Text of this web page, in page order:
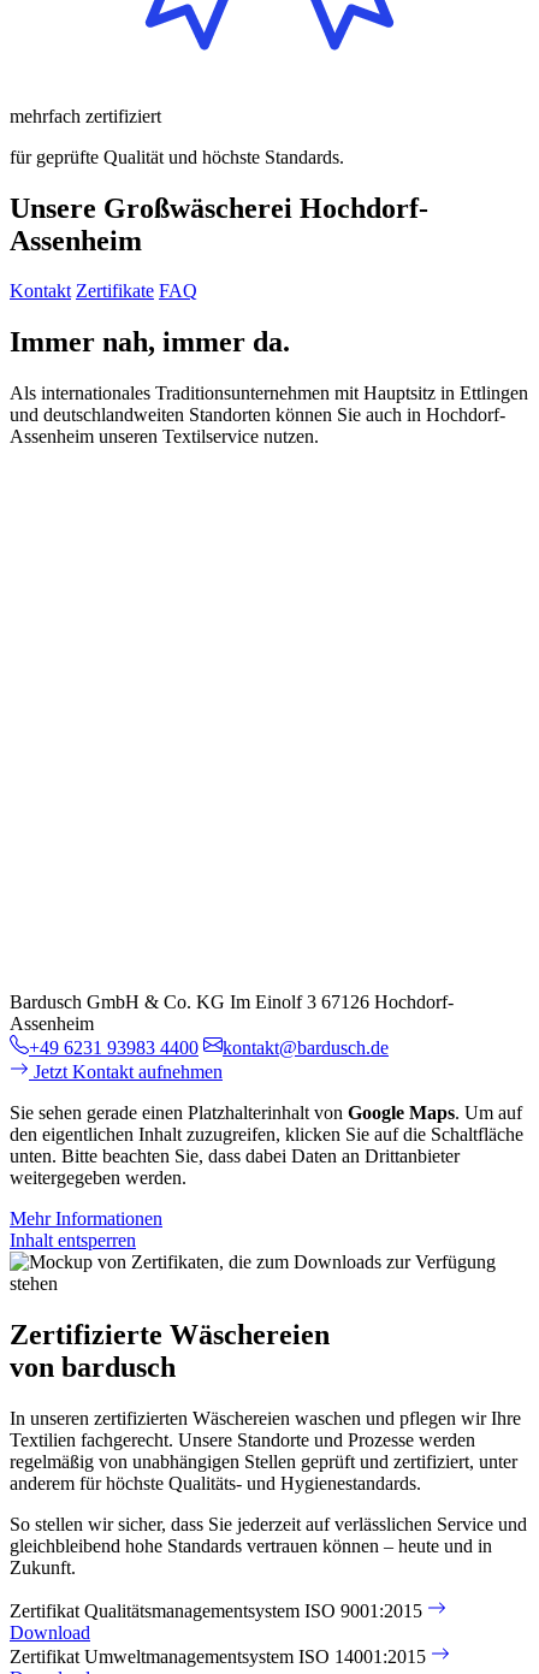
mehrfach zertifiziert
für geprüfte Qualität und höchste Standards.
Unsere Großwäscherei Hochdorf-
Assenheim
Kontakt Zertifikate FAQ
Immer nah, immer da.
Als internationales Traditionsunternehmen mit Hauptsitz in Ettlingen
und deutschlandweiten Standorten können Sie auch in Hochdorf-
Assenheim unseren Textilservice nutzen.
Bardusch GmbH & Co. KG Im Einolf 3 67126 Hochdorf-
Assenheim
+49 6231 93983 4400
kontakt@bardusch.de
Jetzt Kontakt aufnehmen
Sie sehen gerade einen Platzhalterinhalt von Google Maps. Um auf
den eigentlichen Inhalt zuzugreifen, klicken Sie auf die Schaltfläche
unten. Bitte beachten Sie, dass dabei Daten an Drittanbieter
weitergegeben werden.
Mehr Informationen
Inhalt entsperren
Zertifizierte Wäschereien
von bardusch
In unseren zertifizierten Wäschereien waschen und pflegen wir Ihre
Textilien fachgerecht. Unsere Standorte und Prozesse werden
regelmäßig von unabhängigen Stellen geprüft und zertifiziert, unter
anderem für höchste Qualitäts- und Hygienestandards.
So stellen wir sicher, dass Sie jederzeit auf verlässlichen Service und
gleichbleibend hohe Standards vertrauen können – heute und in
Zukunft.
Zertifikat Qualitätsmanagementsystem ISO 9001:2015
Download
Zertifikat Umweltmanagementsystem ISO 14001:2015